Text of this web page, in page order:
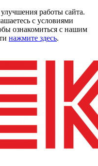
работы сайта.
с условиями
ознакомиться с нашим
нажмите здесь.